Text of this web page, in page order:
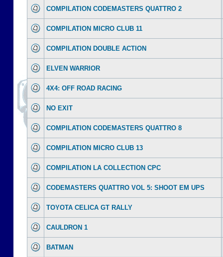
COMPILATION CODEMASTERS QUATTRO 2
COMPILATION MICRO CLUB 11
COMPILATION DOUBLE ACTION
ELVEN WARRIOR
4X4: OFF ROAD RACING
NO EXIT
COMPILATION CODEMASTERS QUATTRO 8
COMPILATION MICRO CLUB 13
COMPILATION LA COLLECTION CPC
CODEMASTERS QUATTRO VOL 5: SHOOT EM UPS
TOYOTA CELICA GT RALLY
CAULDRON 1
BATMAN